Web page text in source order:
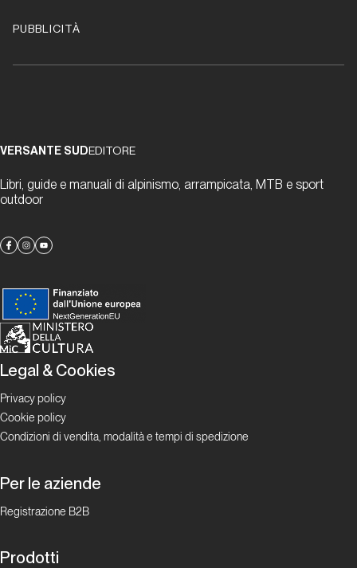
PUBBLICITÀ
VERSANTE SUDEDITORE
Libri, guide e manuali di alpinismo, arrampicata, MTB e sport
outdoor
Legal & Cookies
Privacy policy
Cookie policy
Condizioni di vendita, modalità e tempi di spedizione
Per le aziende
Registrazione B2B
Prodotti